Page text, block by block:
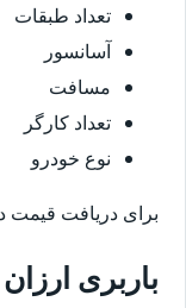
تعداد طبقات
آسانسور
مسافت
تعداد کارگر
نوع خودرو
برای دریافت قیمت
باربری